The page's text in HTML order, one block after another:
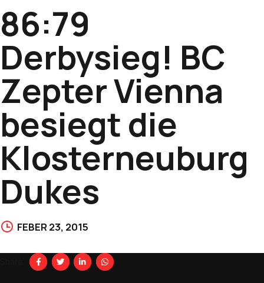
86:79
Derbysieg! BC
Zepter Vienna
besiegt die
Klosterneuburg
Dukes
FEBER 23, 2015